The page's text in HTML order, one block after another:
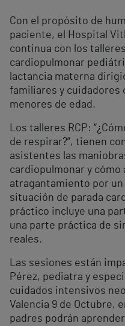
Con el propósito de
paciente, el Hospital
continua con los
cardiopulmonar
lactancia materna
familiares y cuidadores
menores de edad.
Los talleres RCP:
de respirar?”, tienen
asistentes las
cardiopulmonar y cómo
atragantamiento por
situación de parada
práctico incluye una
una parte práctica de
reales.
Las sesiones están
Pérez, pediatra y
cuidados intensivos
Valencia 9 de Octubre,
padres podrán